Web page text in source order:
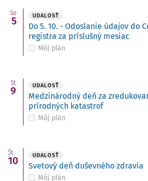
So
5 UDALOSŤ
Do 5. 10. - Odoslanie údajov do
registra za príslušný mesiac
Môj plán
St
9 UDALOSŤ
Medzinárodný deň za
prírodných katastrof
Môj plán
Št
10 UDALOSŤ
Svetový deň duševného zdravia
Môj plán